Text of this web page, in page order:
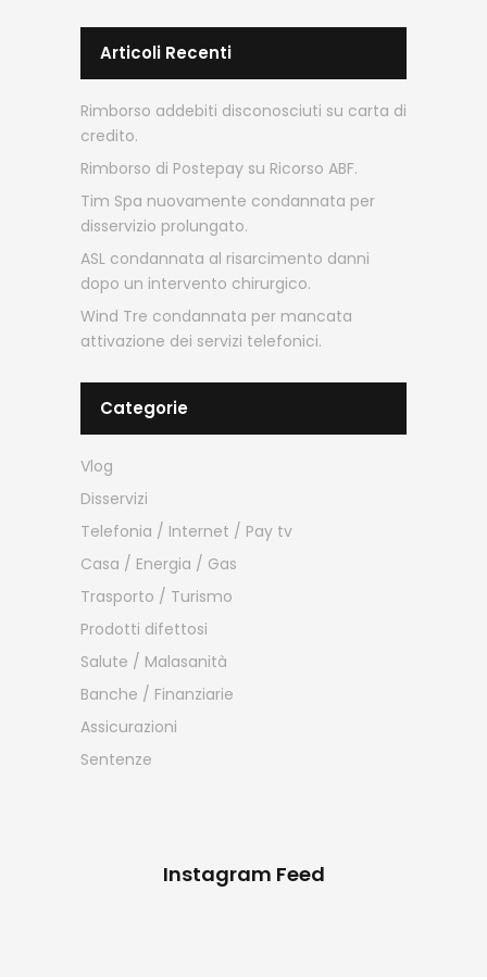
Articoli Recenti
Rimborso addebiti disconosciuti su carta di
credito.
Rimborso di Postepay su Ricorso ABF.
Tim Spa nuovamente condannata per
disservizio prolungato.
ASL condannata al risarcimento danni
dopo un intervento chirurgico.
Wind Tre condannata per mancata
attivazione dei servizi telefonici.
Categorie
Vlog
Disservizi
Telefonia / Internet / Pay tv
Casa / Energia / Gas
Trasporto / Turismo
Prodotti difettosi
Salute / Malasanità
Banche / Finanziarie
Assicurazioni
Sentenze
Instagram Feed